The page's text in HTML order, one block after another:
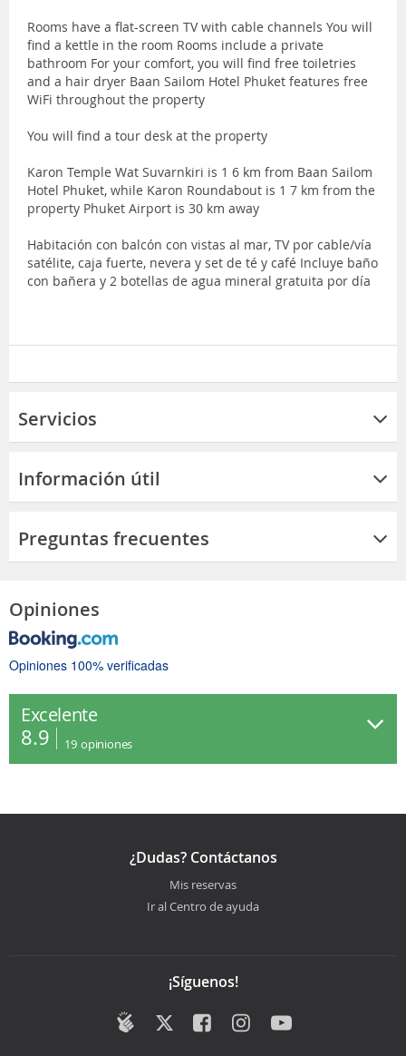
Rooms have a flat-screen TV with cable channels You will
find a kettle in the room Rooms include a private
bathroom For your comfort, you will find free toiletries
and a hair dryer Baan Sailom Hotel Phuket features free
WiFi throughout the property
You will find a tour desk at the property
Karon Temple Wat Suvarnkiri is 1 6 km from Baan Sailom
Hotel Phuket, while Karon Roundabout is 1 7 km from the
property Phuket Airport is 30 km away
Habitación con balcón con vistas al mar, TV por cable/vía
satélite, caja fuerte, nevera y set de té y café Incluye baño
con bañera y 2 botellas de agua mineral gratuita por día
Servicios
Información útil
Preguntas frecuentes
Opiniones
Opiniones 100% verificadas
Excelente
8.9 19 opiniones
¿Dudas? Contáctanos
Mis reservas
Ir al Centro de ayuda
¡Síguenos!